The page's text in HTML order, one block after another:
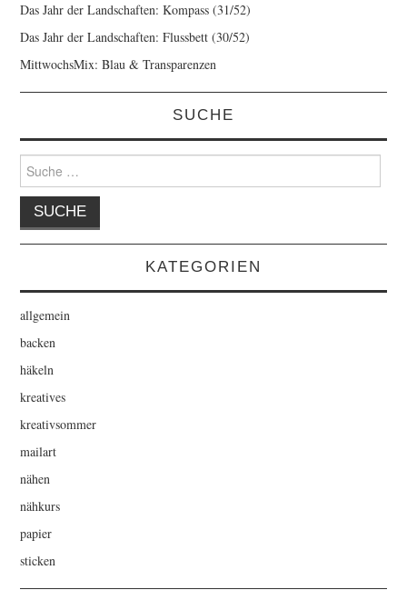
Das Jahr der Landschaften: Kompass (31/52)
Das Jahr der Landschaften: Flussbett (30/52)
MittwochsMix: Blau & Transparenzen
SUCHE
Suche
nach:
KATEGORIEN
allgemein
backen
häkeln
kreatives
kreativsommer
mailart
nähen
nähkurs
papier
sticken